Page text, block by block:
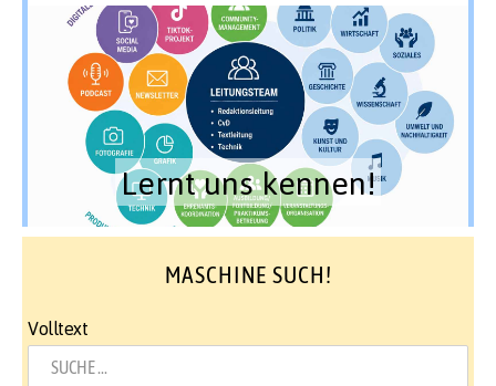
Lernt uns kennen!
MASCHINE SUCH!
Volltext